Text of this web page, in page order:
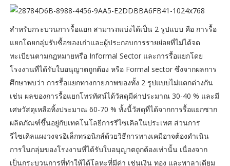
สำหรับกระบวนการรื้อแยก สามารถแบ่งได้เป็น 2 รูปแบบ คือ การรื้อ
แยกโดยกลุ่มรับซื้อของเก่าและผู้ประกอบการรายย่อยที่ไม่ได้จด
ทะเบียนตามกฎหมายหรือ Informal Sector และการรื้อแยกโดย
โรงงานที่ได้รับใบอนุญาตถูกต้อง หรือ Formal sector ซึ่งจากผลการ
ศึกษาพบว่า การรื้อแยกทางกายภาพของทั้ง 2 รูปแบบไม่แตกต่างกัน
เช่น ผลของการรื้อแยกโทรทัศน์ได้วัสดุมีค่าประมาณ 30-40 % และมี
เศษวัสดุเหลือทิ้งประมาณ 60-70 % ทั้งนี้วัสดุที่ได้จากการรื้อแยกซาก
ผลิตภัณฑ์ขึ้นอยู่กับเทคโนโลยีการรีไซเคิลในประเทศ ส่วนการ
รีไซเคิลแผงวงจรอิเล็กทรอนิกส์ด้วยวิธีการทางเคมีอาจต้องดำเนิน
การในกลุ่มของโรงงานที่ได้รับใบอนุญาตถูกต้องเท่านั้น เนื่องจาก
เป็นกระบวนการที่ทำให้ได้โลหะที่มีค่า เช่นเงิน ทอง และพาลาเดียม